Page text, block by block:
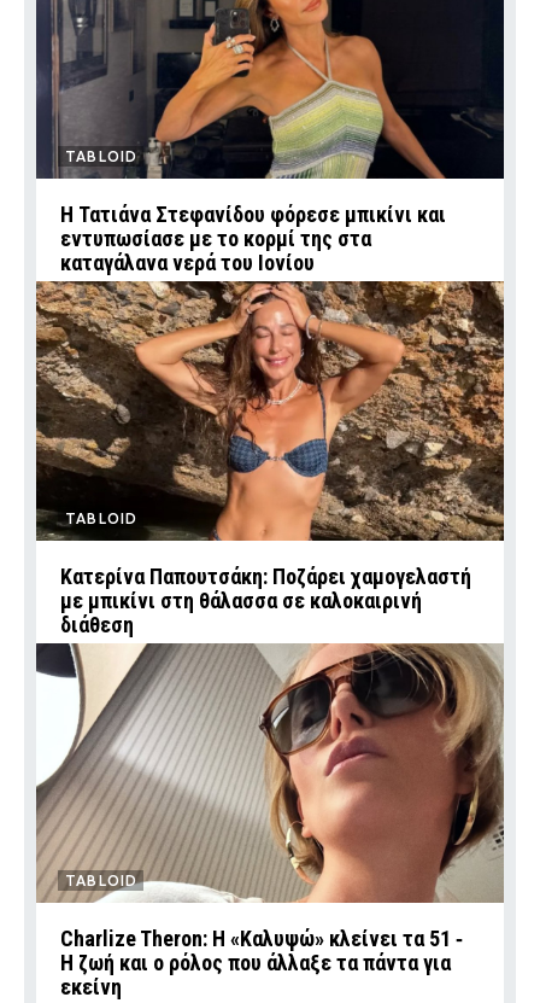
TABLOID
Η Τατιάνα Στεφανίδου φόρεσε μπικίνι και
εντυπωσίασε με το κορμί της στα
καταγάλανα νερά του Ιονίου
TABLOID
Κατερίνα Παπουτσάκη: Ποζάρει χαμογελαστή
με μπικίνι στη θάλασσα σε καλοκαιρινή
διάθεση
TABLOID
Charlize Theron: Η «Καλυψώ» κλείνει τα 51 ‑
H ζωή και ο ρόλος που άλλαξε τα πάντα για
εκείνη